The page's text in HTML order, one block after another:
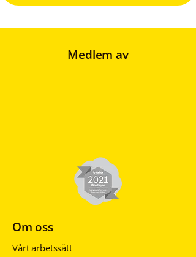
Medlem av
Om oss
Vårt arbetssätt